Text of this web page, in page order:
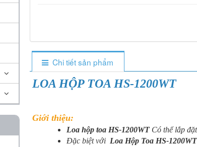
Chi tiết sản phẩm
LOA HỘP TOA HS-1200WT
Giới thiệu:
Loa hộp toa HS-1200WTCó thể lắp
Đặc biệt với Loa Hộp Toa HS-1200WT